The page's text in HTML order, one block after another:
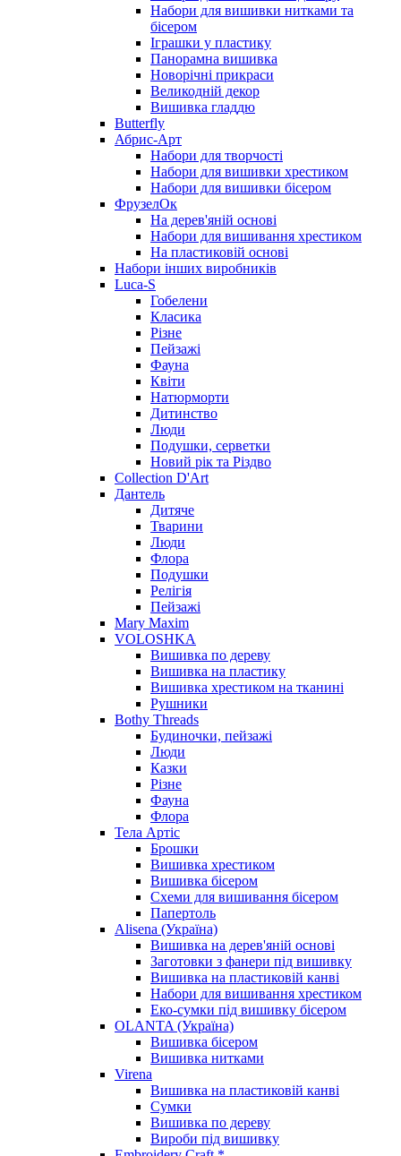
Набори для вишивки нитками та
бісером
Іграшки у пластику
Панорамна вишивка
Новорічні прикраси
Великодній декор
Вишивка гладдю
Butterfly
Абрис-Арт
Набори для творчості
Набори для вишивки хрестиком
Набори для вишивки бісером
ФрузелОк
На дерев'яній основі
Набори для вишивання хрестиком
На пластиковій основі
Набори інших виробників
Luca-S
Гобелени
Класика
Різне
Пейзажі
Фауна
Квіти
Натюрморти
Дитинство
Люди
Подушки, серветки
Новий рік та Різдво
Collection D'Art
Дантель
Дитяче
Тварини
Люди
Флора
Подушки
Релігія
Пейзажі
Mary Maxim
VOLOSHKA
Вишивка по дереву
Вишивка на пластику
Вишивка хрестиком на тканині
Рушники
Bothy Threads
Будиночки, пейзажі
Люди
Казки
Різне
Фауна
Флора
Тела Артіс
Брошки
Вишивка хрестиком
Вишивка бісером
Схеми для вишивання бісером
Папертоль
Alisena (Україна)
Вишивка на дерев'яній основі
Заготовки з фанери під вишивку
Вишивка на пластиковій канві
Набори для вишивання хрестиком
Еко-сумки під вишивку бісером
OLANTA (Україна)
Вишивка бісером
Вишивка нитками
Virena
Вишивка на пластиковій канві
Сумки
Вишивка по дереву
Вироби під вишивку